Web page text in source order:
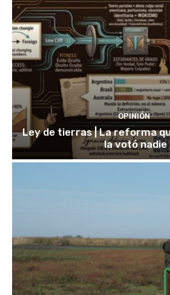
OPINIÓN
Ley de tierras | La reforma
la votó nadie